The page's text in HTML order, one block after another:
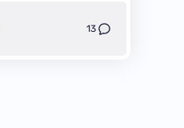
13